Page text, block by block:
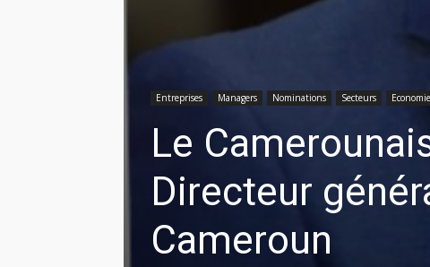
Entreprises Managers Nominations Secteurs Economie
Le
Directeur
Cameroun